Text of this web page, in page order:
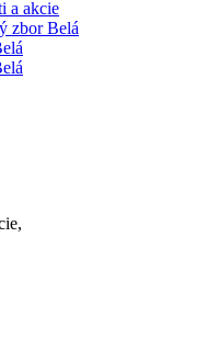
a akcie
zbor Belá